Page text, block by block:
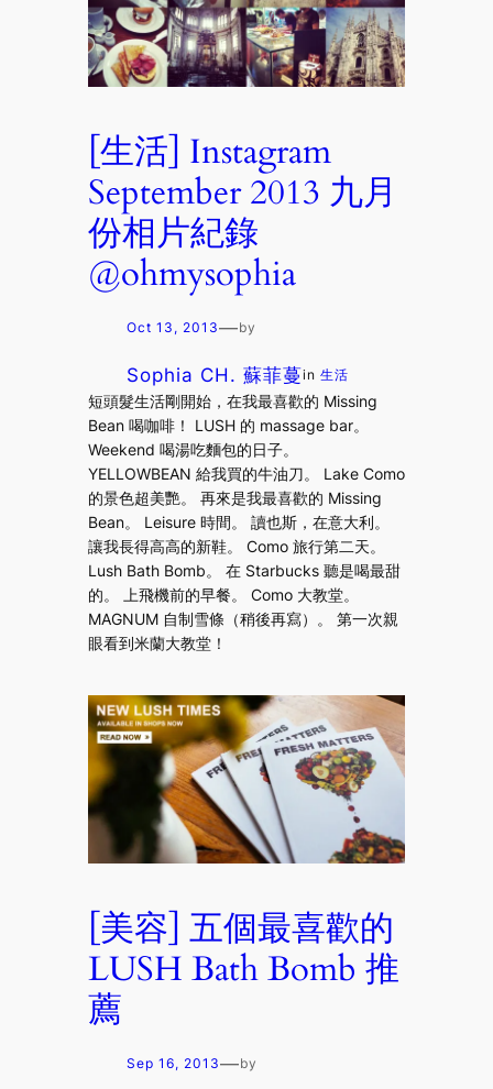
[生活] Instagram
September 2013 九月
份相片紀錄
@ohmysophia
Oct 13, 2013—by
Sophia CH. 蘇菲蔓in生活
短頭髮生活剛開始，在我最喜歡的 Missing
Bean 喝咖啡！ LUSH 的 massage bar。
Weekend 喝湯吃麵包的日子。
YELLOWBEAN 給我買的牛油刀。 Lake Como
的景色超美艷。 再來是我最喜歡的 Missing
Bean。 Leisure 時間。 讀也斯，在意大利。
讓我長得高高的新鞋。 Como 旅行第二天。
Lush Bath Bomb。 在 Starbucks 聽是喝最甜
的。 上飛機前的早餐。 Como 大教堂。
MAGNUM 自制雪條（稍後再寫）。 第一次親
眼看到米蘭大教堂！
[美容] 五個最喜歡的
LUSH Bath Bomb 推
薦
Sep 16, 2013—by